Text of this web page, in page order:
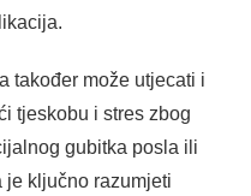
također može utjecati i
tjeskobu i stres zbog
gubitka posla ili
je ključno razumjeti